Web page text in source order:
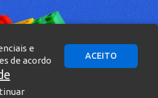
e
de acordo
ACEITO